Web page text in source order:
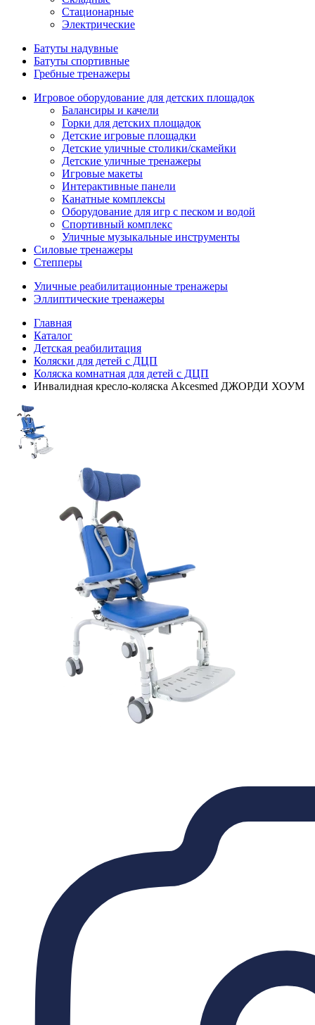
Стационарные
Электрические
Батуты надувные
Батуты спортивные
Гребные тренажеры
Игровое оборудование для детских площадок
Балансиры и качели
Горки для детских площадок
Детские игровые площадки
Детские уличные столики/скамейки
Детские уличные тренажеры
Игровые макеты
Интерактивные панели
Канатные комплексы
Оборудование для игр с песком и водой
Спортивный комплекс
Уличные музыкальные инструменты
Силовые тренажеры
Степперы
Уличные реабилитационные тренажеры
Эллиптические тренажеры
Главная
Каталог
Детская реабилитация
Коляски для детей с ДЦП
Коляска комнатная для детей с ДЦП
Инвалидная кресло-коляска Akcesmed ДЖОРДИ ХОУМ